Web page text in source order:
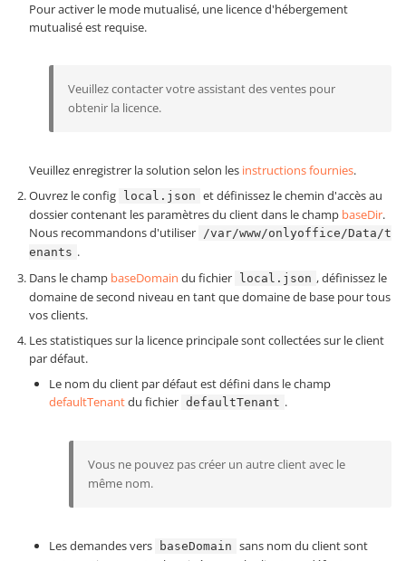
Pour activer le mode mutualisé, une licence d'hébergement
mutualisé est requise.
Veuillez contacter votre assistant des ventes pour
obtenir la licence.
Veuillez enregistrer la solution selon les instructions fournies.
Ouvrez le config
local.json et définissez le chemin d'accès au
dossier contenant les paramètres du client dans le champ baseDir.
Nous recommandons d'utiliser /var/www/onlyoffice/Data/t
enants .
Dans le champ baseDomain du fichier local.json , définissez le
domaine de second niveau en tant que domaine de base pour tous
vos clients.
Les statistiques sur la licence principale sont collectées sur le client
par défaut.
Le nom du client par défaut est défini dans le champ
defaultTenantdu fichier defaultTenant .
Vous ne pouvez pas créer un autre client avec le
même nom.
Les demandes vers baseDomain sans nom du client sont